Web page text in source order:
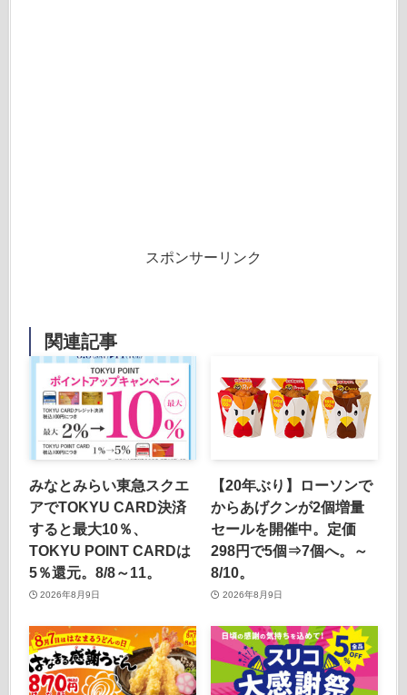
スポンサーリンク
関連記事
みなとみらい東急スクエ
アでTOKYU CARD決済
すると最大10％、
TOKYU POINT CARDは
5％還元。8/8～11。
2026年8月9日
【20年ぶり】ローソンで
からあげクンが2個増量
セールを開催中。定価
298円で5個⇒7個へ。～
8/10。
2026年8月9日